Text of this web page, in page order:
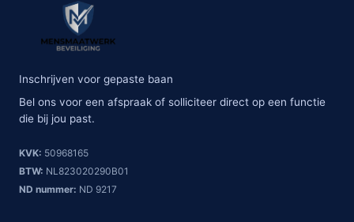
Inschrijven voor gepaste baan
Bel ons voor een afspraak of solliciteer direct op een functie
die bij jou past.
KVK: 50968165
BTW: NL823020290B01
ND nummer: ND 9217